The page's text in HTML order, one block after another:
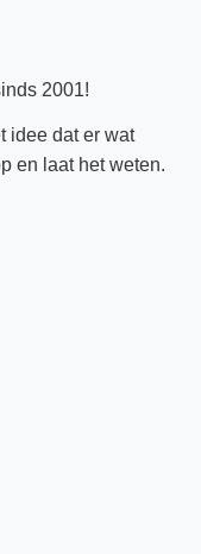
2001!
idee dat er wat
en laat het weten.